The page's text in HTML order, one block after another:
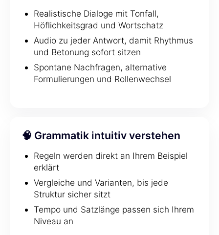
Realistische Dialoge mit Tonfall,
Höflichkeitsgrad und Wortschatz
Audio zu jeder Antwort, damit Rhythmus
und Betonung sofort sitzen
Spontane Nachfragen, alternative
Formulierungen und Rollenwechsel
🧠 Grammatik intuitiv verstehen
Regeln werden direkt an Ihrem Beispiel
erklärt
Vergleiche und Varianten, bis jede
Struktur sicher sitzt
Tempo und Satzlänge passen sich Ihrem
Niveau an